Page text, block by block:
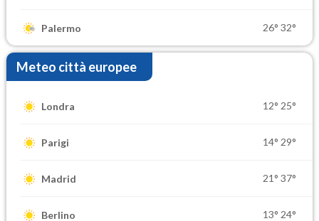
Palermo 26° 32°
Meteo città europee
Londra 12° 25°
Parigi 14° 29°
Madrid 21° 37°
Berlino 13° 24°